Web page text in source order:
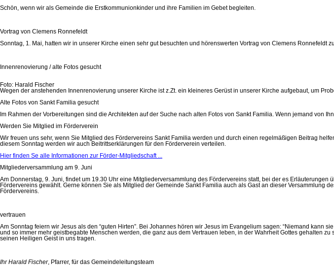
Schön, wenn wir als Gemeinde die Erstkommunionkinder und ihre Familien im Gebet begleiten.
Vortrag von Clemens Ronnefeldt
Sonntag, 1. Mai, hatten wir in unserer Kirche einen sehr gut besuchten und hörenswerten Vortrag von Clemens Ronnefeldt
Innenrenovierung / alte Fotos gesucht
Foto: Harald Fischer
Wegen der anstehenden Innenrenovierung unserer Kirche ist z.Zt. ein kleineres Gerüst in unserer Kirche aufgebaut, um
Alte Fotos von Sankt Familia gesucht
Im Rahmen der Vorbereitungen sind die Architekten auf der Suche nach alten Fotos von Sankt Familia. Wenn jemand von
Werden Sie Mitglied im Förderverein
Wir freuen uns sehr, wenn Sie Mitglied des Fördervereins Sankt Familia werden und durch einen regelmäßigen Beitrag
diesem Sonntag werden wir auch Beitrittserklärungen für den Förderverein verteilen.
Hier finden Se alle Informationen zur Förder-Mitgliedschaft ...
Mitgliederversammlung am 9. Juni
Am Donnerstag, 9. Juni, findet um 19.30 Uhr eine Mitgliederversammlung des Fördervereins statt, bei der es
Fördervereins gewählt. Gerne können Sie als Mitglied der Gemeinde Sankt Familia auch als Gast an dieser
Fördervereins.
vertrauen
Am Sonntag feiern wir Jesus als den “guten Hirten”. Bei Johannes hören wir Jesus im Evangelium sagen: “Niemand kann
und so immer mehr geistbegabte Menschen werden, die ganz aus dem Vertrauen leben, in der Wahrheit Gottes gehalten
seinen Heiligen Geist in uns tragen.
Ihr Harald Fischer, Pfarrer, für das Gemeindeleitungsteam